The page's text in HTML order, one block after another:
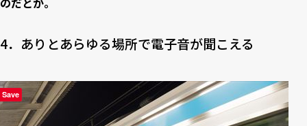
4．ありとあらゆる場所で電子音が聞こえる
Save